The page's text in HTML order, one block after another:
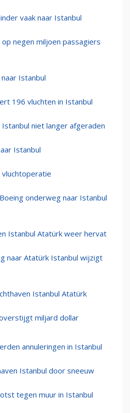
vaak naar Istanbul
negen miljoen passagiers
Istanbul
196 vluchten in Istanbul
Istanbul niet langer afgeraden
Istanbul
vluchtoperatie
onderweg naar Istanbul
Istanbul Atatürk weer hervat
naar Atatürk Istanbul wijzigt
Istanbul Atatürk
miljard dollar
annuleringen in Istanbul
Istanbul door sneeuw
tegen muur in Istanbul